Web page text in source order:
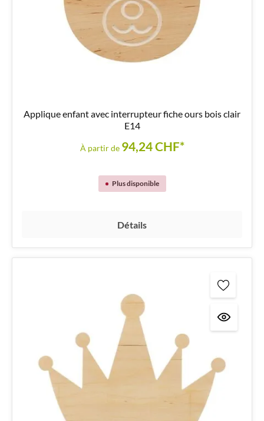
Applique enfant avec interrupteur fiche ours bois clair
E14
À partir de 94,24 CHF*
Plus disponible
Détails